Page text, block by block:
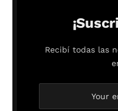
Recibí todas las